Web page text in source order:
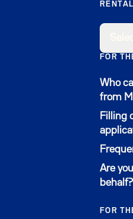
FOR
Who
from
Filling
Are
behalf?
FOR